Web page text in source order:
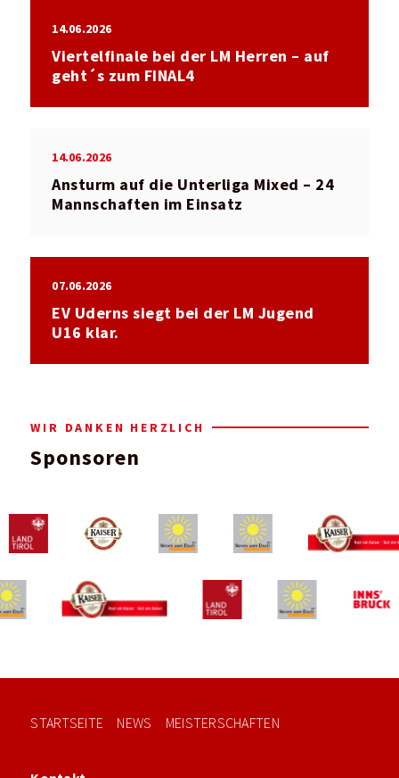
14.06.2026
Viertelfinale bei der LM Herren – auf
geht´s zum FINAL4
14.06.2026
Ansturm auf die Unterliga Mixed – 24
Mannschaften im Einsatz
07.06.2026
EV Uderns siegt bei der LM Jugend
U16 klar.
WIR DANKEN HERZLICH
Sponsoren
STARTSEITE NEWS MEISTERSCHAFTEN